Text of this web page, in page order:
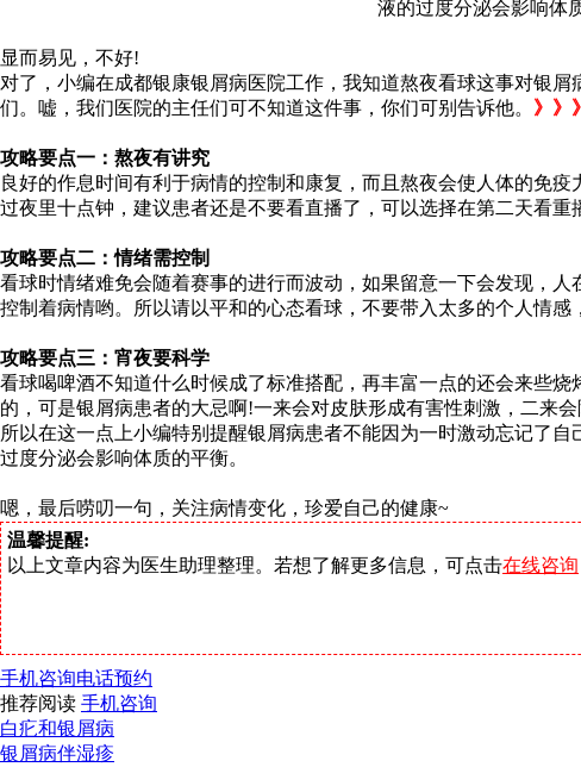
显而易见，不好!
对了，小编在成都银康银屑病医院工作，我知道熬夜看球这事对银
们。嘘，我们医院的主任们可不知道这件事，你们可别告诉他。 》》
攻略要点一：熬夜有讲究
良好的作息时间有利于病情的控制和康复，而且熬夜会使人体的免
过夜里十点钟，建议患者还是不要看直播了，可以选择在第二天看重
攻略要点二：情绪需控制
看球时情绪难免会随着赛事的进行而波动，如果留意一下会发现，
控制着病情哟。所以请以平和的心态看球，不要带入太多的个人情感
攻略要点三：宵夜要科学
看球喝啤酒不知道什么时候成了标准搭配，再丰富一点的还会来些
的，可是银屑病患者的大忌啊!一来会对皮肤形成有害性刺激，二来会
所以在这一点上小编特别提醒银屑病患者不能因为一时激动忘记了
过度分泌会影响体质的平衡。
嗯，最后唠叨一句，关注病情变化，珍爱自己的健康~
温馨提醒:
以上文章内容为医生助理整理。若想了解更多信息，可点击在线咨询
手机咨询电话预约
推荐阅读 手机咨询
白疕和银屑病
银屑病伴湿疹